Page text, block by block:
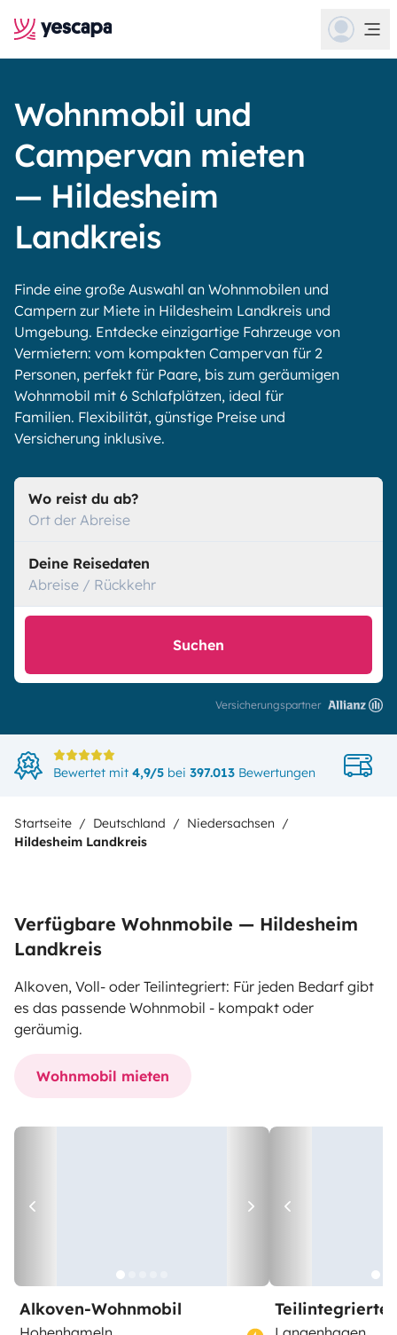
Wohnmobil und
Campervan mieten
— Hildesheim
Landkreis
Finde eine große Auswahl an Wohnmobilen und
Campern zur Miete in Hildesheim Landkreis und
Umgebung. Entdecke einzigartige Fahrzeuge von
Vermietern: vom kompakten Campervan für 2
Personen, perfekt für Paare, bis zum geräumigen
Wohnmobil mit 6 Schlafplätzen, ideal für
Familien. Flexibilität, günstige Preise und
Versicherung inklusive.
Wo reist du ab?
Ort der Abreise
Deine Reisedaten
Abreise / Rückkehr
Suchen
Versicherungspartner
Bewertet mit 4,9/5 bei 397.013 Bewertungen
Startseite Deutschland
Niedersachsen
Hildesheim Landkreis
Verfügbare Wohnmobile — Hildesheim
Landkreis
Alkoven, Voll- oder Teilintegriert: Für jeden Bedarf gibt
es das passende Wohnmobil - kompakt oder
geräumig.
Wohnmobil mieten
Alkoven-Wohnmobil